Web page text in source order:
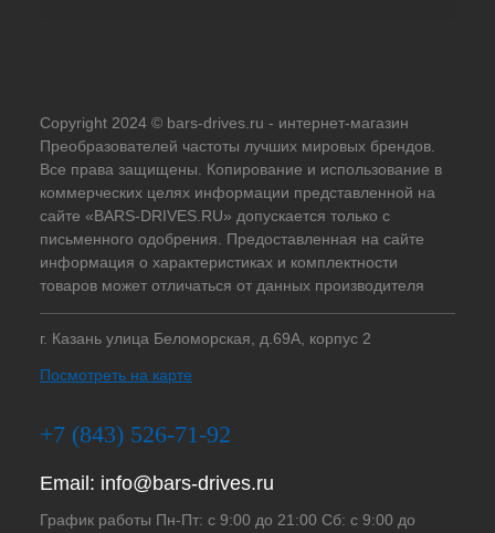
Copyright 2024 © bars-drives.ru - интернет-магазин
Преобразователей частоты лучших мировых брендов.
Все права защищены. Копирование и использование в
коммерческих целях информации представленной на
сайте «BARS-DRIVES.RU» допускается только с
письменного одобрения. Предоставленная на сайте
информация о характеристиках и комплектности
товаров может отличаться от данных производителя
г. Казань улица Беломорская, д.69А, корпус 2
Посмотреть на карте
+7 (843) 526-71-92
Email: info@bars-drives.ru
График работы Пн-Пт: с 9:00 до 21:00 Сб: с 9:00 до